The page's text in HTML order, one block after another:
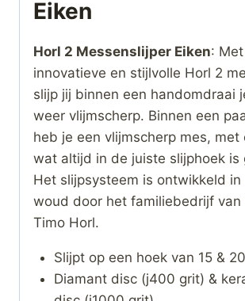
Eiken
Horl 2 Messenslijper Eiken:
innovatieve en stijlvolle Horl 2
slijp jij binnen een handomdraai
weer vlijmscherp. Binnen een
heb je een vlijmscherp mes, met
wat altijd in de juiste slijphoek is
Het slijpsysteem is ontwikkeld
woud door het familiebedrijf van
Timo Horl.
Slijpt op een hoek van 15 &
Diamant disc (j400 grit) &